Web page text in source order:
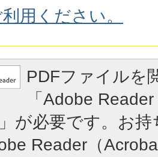
用ください。
PDFファイルを
「Adobe
が必要です。お
Reader（